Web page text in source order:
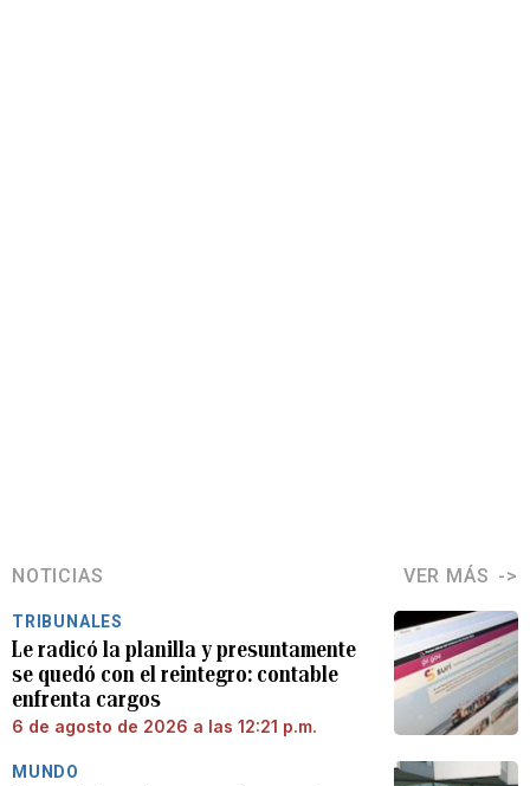
NOTICIAS VER MÁS
TRIBUNALES
Le radicó la planilla y presuntamente
se quedó con el reintegro: contable
enfrenta cargos
6 de agosto de 2026 a las 12:21 p.m.
MUNDO